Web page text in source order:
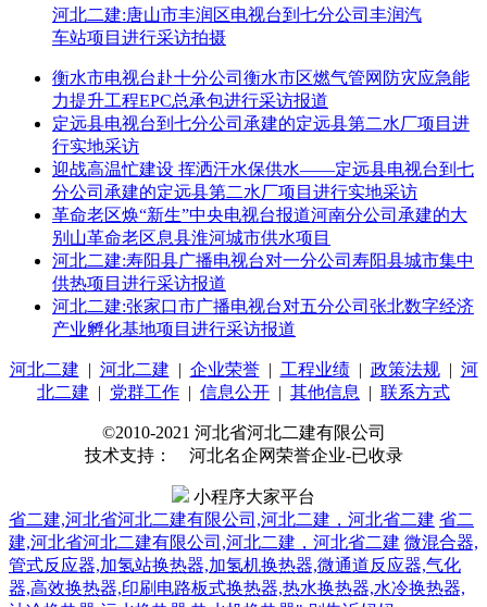
河北二建:唐山市丰润区电视台到七分公司丰润汽
车站项目进行采访拍摄
衡水市电视台赴十分公司衡水市区燃气管网防灾应急能
力提升工程EPC总承包进行采访报道
定远县电视台到七分公司承建的定远县第二水厂项目进
行实地采访
迎战高温忙建设 挥洒汗水保供水——定远县电视台到七
分公司承建的定远县第二水厂项目进行实地采访
革命老区焕“新生”中央电视台报道河南分公司承建的大
别山革命老区息县淮河城市供水项目
河北二建:寿阳县广播电视台对一分公司寿阳县城市集中
供热项目进行采访报道
河北二建:张家口市广播电视台对五分公司张北数字经济
产业孵化基地项目进行采访报道
河北二建 | 河北二建 | 企业荣誉| 工程业绩| 政策法规| 河
北二建 | 党群工作 | 信息公开 | 其他信息 | 联系方式
©2010-2021 河北省河北二建有限公司
技术支持： 河北名企网荣誉企业-已收录
小程序大家平台
省二建,河北省河北二建有限公司,河北二建，河北省二建 省二
建,河北省河北二建有限公司,河北二建，河北省二建 微混合器,
管式反应器,加氢站换热器,加氢机换热器,微通道反应器,气化
器,高效换热器,印刷电路板式换热器,热水换热器,水冷换热器,